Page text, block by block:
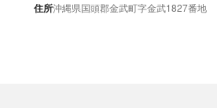
住所沖縄県国頭郡金武町字金武1827番地